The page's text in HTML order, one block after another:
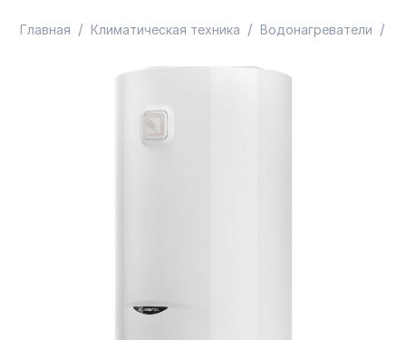
Главная / Климатическая техника / Водонагреватели /